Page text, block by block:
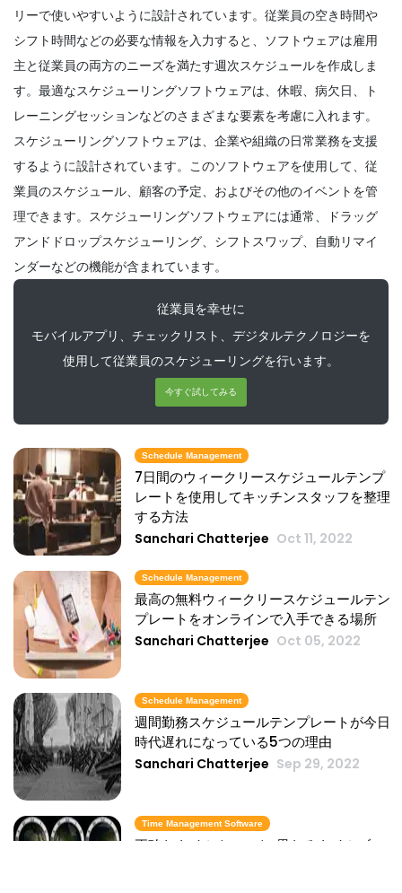
Scheduling
あなたが簡単にあなたの端にスケジューリ
ングミスを避けることができる一般的な従
業員の
Michelle Jaco Oct 12, 2020
Scheduling
あなたがレストランを管理
Michelle Jaco Oct 12, 2020
あなたのビジネスのための仕事のスケジュ
ールの5つの異なる形式従業員の
Michelle Jaco Oct 12, 2020
場を作るための4つの方法あなたのレスト
ランが長い間周りにいた
Michelle Jaco Oct 12, 2020
Scheduling
Michelle Jaco Oct 12, 2020
Michelle Jaco Oct 12, 2020
Michelle Jaco Oct 12, 2020
リーで使いやすいように設計されています。従業員の空き時間や
シフト時間などの必要な情報を入力すると、ソフトウェアは雇用
主と従業員の両方のニーズを満たす週次スケジュールを作成しま
す。最適なスケジューリングソフトウェアは、休暇、病欠日、ト
レーニングセッションなどのさまざまな要素を考慮に入れます。
スケジューリングソフトウェアは、企業や組織の日常業務を支援
するように設計されています。このソフトウェアを使用して、従
業員のスケジュール、顧客の予定、およびその他のイベントを管
理できます。スケジューリングソフトウェアには通常、ドラッグ
アンドドロップスケジューリング、シフトスワップ、自動リマイ
ンダーなどの機能が含まれています。
従業員を幸せに
モバイルアプリ、チェックリスト、デジタルテクノロジーを
使用して従業員のスケジューリングを行います。
今すぐ試してみる
Schedule Management
7日間のウィークリースケジュールテンプ
レートを使用してキッチンスタッフを整理
する方法
Sanchari Chatterjee Oct 11, 2022
Schedule Management
最高の無料ウィークリースケジュールテン
プレートをオンラインで入手できる場所
Sanchari Chatterjee Oct 05, 2022
Schedule Management
週間勤務スケジュールテンプレートが今日
時代遅れになっている5つの理由
Sanchari Chatterjee Sep 29, 2022
Time Management Software
正確なタイムクロック-異なるタイムゾーン